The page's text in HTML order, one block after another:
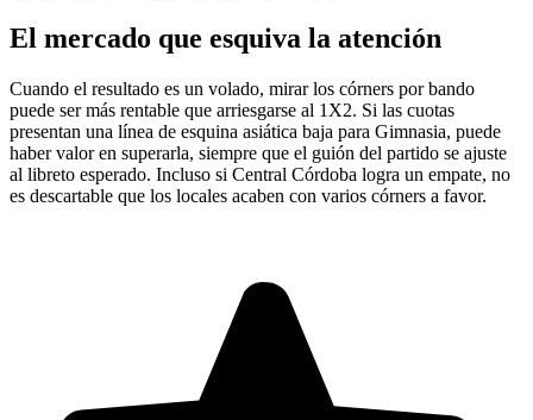
El mercado que esquiva la atención
Cuando el resultado es un volado, mirar los córners por bando
puede ser más rentable que arriesgarse al 1X2. Si las cuotas
presentan una línea de esquina asiática baja para Gimnasia, puede
haber valor en superarla, siempre que el guión del partido se ajuste
al libreto esperado. Incluso si Central Córdoba logra un empate, no
es descartable que los locales acaben con varios córners a favor.